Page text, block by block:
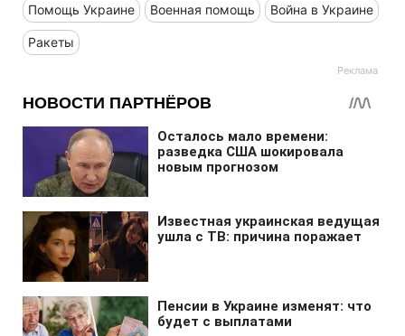
Помощь Украине Военная помощь Война в Украине
Ракеты